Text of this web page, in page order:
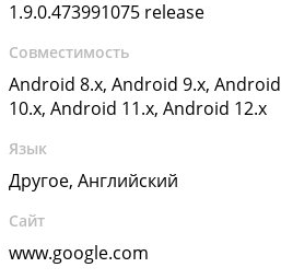
1.9.0.473991075 release
Совместимость
Android 8.x, Android 9.x, Android
10.x, Android 11.x, Android 12.x
Язык
Другое, Английский
Сайт
www.google.com